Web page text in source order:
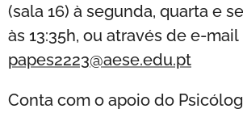
(sala 16) à segunda, quarta e
às 13:35h, ou através de e-mail
papes2223@aese.edu.pt
Conta com o apoio do